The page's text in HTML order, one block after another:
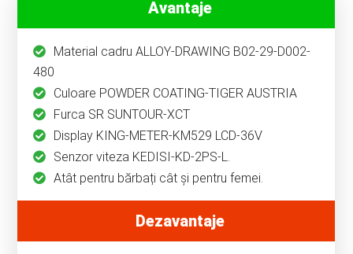
Avantaje
Material cadru ALLOY-DRAWING B02-29-D002-
480
Culoare POWDER COATING-TIGER AUSTRIA
Furca SR SUNTOUR-XCT
Display KING-METER-KM529 LCD-36V
Senzor viteza KEDISI-KD-2PS-L.
Atât pentru bărbați cât și pentru femei.
Dezavantaje